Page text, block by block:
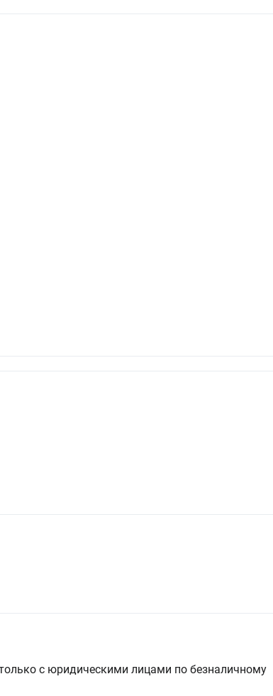
с юридическими лицами по безналичному